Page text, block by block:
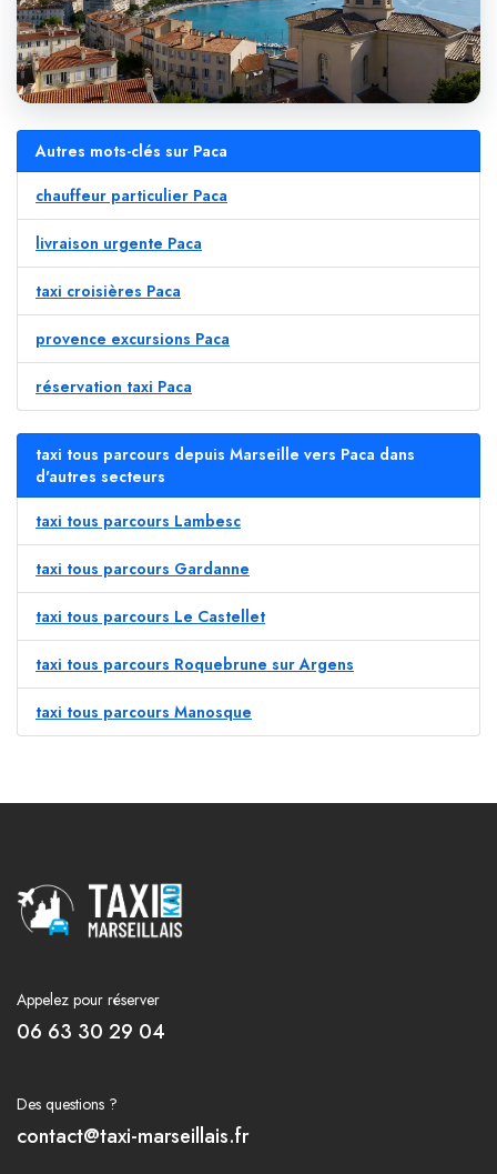
Autres mots-clés sur Paca
chauffeur particulier Paca
livraison urgente Paca
taxi croisières Paca
provence excursions Paca
réservation taxi Paca
taxi tous parcours depuis Marseille vers Paca dans
d'autres secteurs
taxi tous parcours Lambesc
taxi tous parcours Gardanne
taxi tous parcours Le Castellet
taxi tous parcours Roquebrune sur Argens
taxi tous parcours Manosque
Appelez pour réserver
06 63 30 29 04
Des questions ?
contact@taxi-marseillais.fr